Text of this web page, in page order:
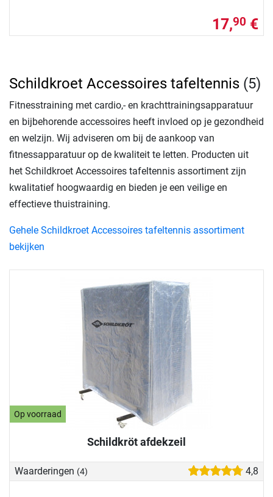
17,90 €
Op voorraad
Schildkröt afdekzeil
Waarderingen (4) 4,8
Schildkroet Accessoires tafeltennis (5)
Fitnesstraining met cardio,- en krachttrainingsapparatuur
en bijbehorende accessoires heeft invloed op je gezondheid
en welzijn. Wij adviseren om bij de aankoop van
fitnessapparatuur op de kwaliteit te letten. Producten uit
het Schildkroet Accessoires tafeltennis assortiment zijn
kwalitatief hoogwaardig en bieden je een veilige en
effectieve thuistraining.
Gehele Schildkroet Accessoires tafeltennis assortiment
bekijken